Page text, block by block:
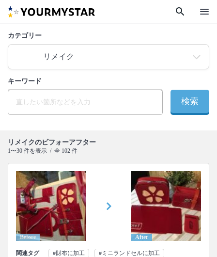
search menu
カテゴリー
キーワード
検索
リメイクのビフォーアフター
1〜30 件を表示 / 全 102 件
Before After
関連タグ #財布に加工 #ミニランドセルに加工